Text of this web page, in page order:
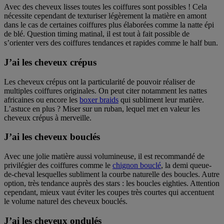
Avec des cheveux lisses toutes les coiffures sont possibles ! Cela
nécessite cependant de texturiser légèrement la matière en amont
dans le cas de certaines coiffures plus élaborées comme la natte épi
de blé. Question timing matinal, il est tout à fait possible de
s’orienter vers des coiffures tendances et rapides comme le half bun.
J’ai les cheveux crépus
Les cheveux crépus ont la particularité de pouvoir réaliser de
multiples coiffures originales. On peut citer notamment les nattes
africaines ou encore les boxer braids qui subliment leur matière.
L’astuce en plus ? Miser sur un ruban, lequel met en valeur les
cheveux crépus à merveille.
J’ai les cheveux bouclés
Avec une jolie matière aussi volumineuse, il est recommandé de
privilégier des coiffures comme le chignon bouclé, la demi queue-
de-cheval lesquelles subliment la courbe naturelle des boucles. Autre
option, très tendance auprès des stars : les boucles eighties. Attention
cependant, mieux vaut éviter les coupes très courtes qui accentuent
le volume naturel des cheveux bouclés.
J’ai les cheveux ondulés